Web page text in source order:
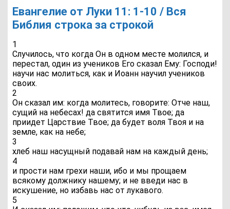
Евангелие от Луки 11: 1-10 / Вся
Библия строка за строкой
1
Случилось, что когда Он в одном месте молился, и
перестал, один из учеников Его сказал Ему: Господи!
научи нас молиться, как и Иоанн научил учеников
своих.
2
Он сказал им: когда молитесь, говорите: Отче наш,
сущий на небесах! да святится имя Твое; да
приидет Царствие Твое; да будет воля Твоя и на
земле, как на небе;
3
хлеб наш насущный подавай нам на каждый день;
4
и прости нам грехи наши, ибо и мы прощаем
всякому должнику нашему; и не введи нас в
искушение, но избавь нас от лукавого.
5